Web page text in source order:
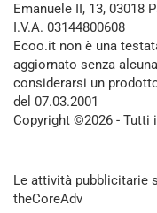
Emanuele II, 13, 03018
I.V.A. 03144800608
Ecoo.it non è una
aggiornato senza
considerarsi un
del 07.03.2001
Copyright ©2026 - Tutti
Le attività pubblicitarie
theCoreAdv